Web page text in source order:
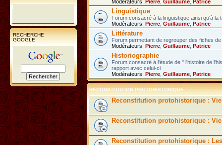
RECHERCHE
GOOGLE
Modérateurs: Pierre Guillaume Patrice
Linguistique
Forum consacré à la linguistique ainsi qu'à la
Modérateurs: Pierre Guillaume Patrice
Littérature
Forum permettant de regrouper des fiches
Modérateurs: Pierre Guillaume Patrice
Historiographie
Forum consacré à l'étude de " l'histoire de
rapport avec celui-ci
Modérateurs: Pierre Guillaume Patrice
RECONSTITUTION PROTOHISTORIQUE
Reconstitution protohistorique :
Reconstitution protohistorique :
Reconstitution protohistorique :